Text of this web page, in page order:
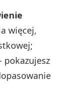
więcej,
pokazujesz